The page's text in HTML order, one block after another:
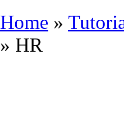
Home »
» HR